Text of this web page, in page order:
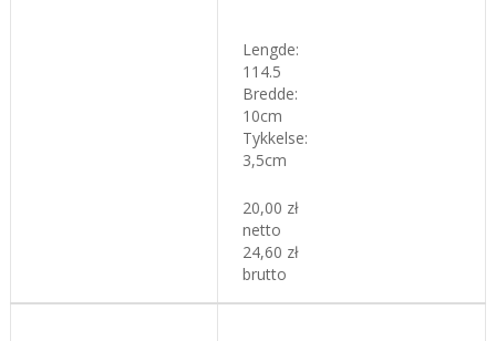
L engde:
114.5
Bredde:
10cm
Tykkelse:
3,5cm
20,00 zł
netto
24,60 zł
brutto